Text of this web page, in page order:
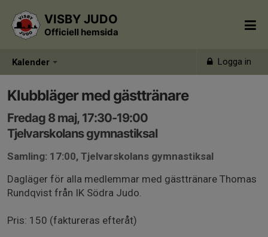
Kalender Logga in
VISBY JUDO
Officiell hemsida
Klubbläger med gästtränare
Fredag 8 maj, 17:30-19:00
Tjelvarskolans gymnastiksal
Samling: 17:00, Tjelvarskolans gymnastiksal
Dagläger för alla medlemmar med gästtränare Thomas
Rundqvist från IK Södra Judo.
Pris: 150 (faktureras efteråt)